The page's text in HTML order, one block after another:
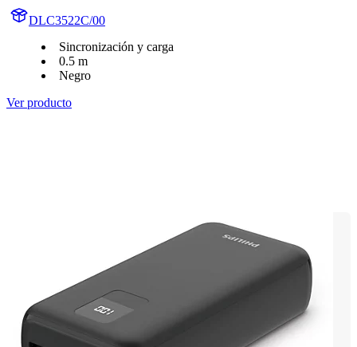
DLC3522C/00
Sincronización y carga
0.5 m
Negro
Ver producto